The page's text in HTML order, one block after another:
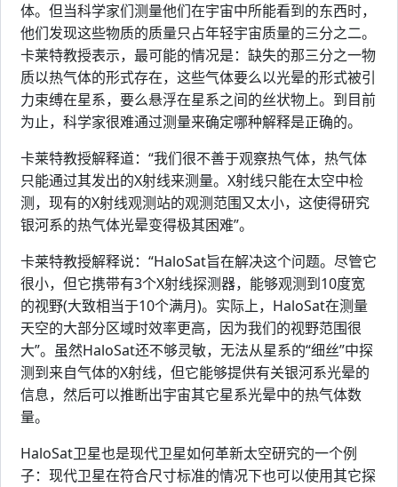
体。但当科学家们测量他们在宇宙中所能看到的东西时，
他们发现这些物质的质量只占年轻宇宙质量的三分之二。
卡莱特教授表示，最可能的情况是：缺失的那三分之一物
质以热气体的形式存在，这些气体要么以光晕的形式被引
力束缚在星系，要么悬浮在星系之间的丝状物上。到目前
为止，科学家很难通过测量来确定哪种解释是正确的。
卡莱特教授解释道：“我们很不善于观察热气体，热气体
只能通过其发出的X射线来测量。X射线只能在太空中检
测，现有的X射线观测站的观测范围又太小，这使得研究
银河系的热气体光晕变得极其困难”。
卡莱特教授解释说：“HaloSat旨在解决这个问题。尽管它
很小，但它携带有3个X射线探测器，能够观测到10度宽
的视野(大致相当于10个满月)。实际上，HaloSat在测量
天空的大部分区域时效率更高，因为我们的视野范围很
大”。虽然HaloSat还不够灵敏，无法从星系的“细丝”中探
测到来自气体的X射线，但它能够提供有关银河系光晕的
信息，然后可以推断出宇宙其它星系光晕中的热气体数
量。
HaloSat卫星也是现代卫星如何革新太空研究的一个例
子：现代卫星在符合尺寸标准的情况下也可以使用其它探